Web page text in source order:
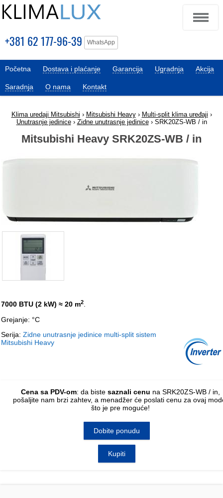
+381 62 177-96-39 WhatsApp
Početna Dostava i plaćanje Garancija Ugradnja Akcija
Saradnja O nama Kontakt
Klima uredaji Mitsubishi › Mitsubishi Heavy› Multi-split klima uređaji ›
Unutrasnje jedinice› Zidne unutrasnje jedinice› SRK20ZS-WB / in
Mitsubishi Heavy SRK20ZS-WB / in
7000 BTU (2 kW) ≈ 20 m2.
Grejanje: °C
Serija: Zidne unutrasnje jedinice multi-split sistem
Mitsubishi Heavy
Cena sa PDV-om: da biste saznali cenu na SRK20ZS-WB / in,
pošaljite nam brzi zahtev, a menadžer će poslati cenu za ovaj
što je pre moguće!
Dobite ponudu
Kupiti